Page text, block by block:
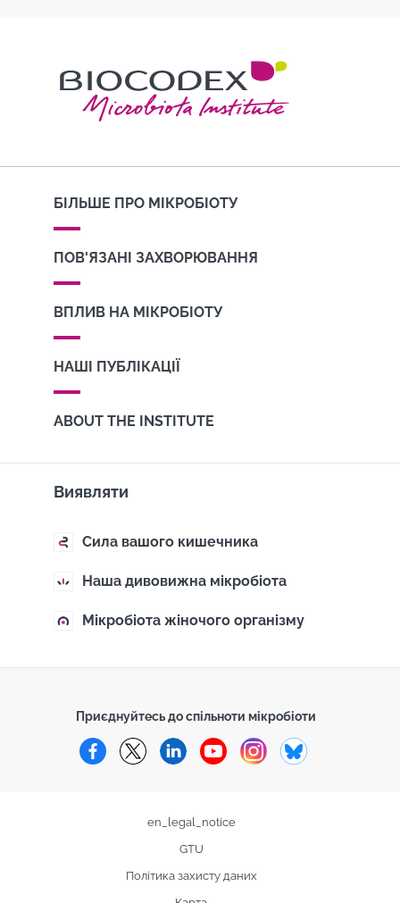
БІЛЬШЕ ПРО МІКРОБІОТУ
ПОВ'ЯЗАНІ ЗАХВОРЮВАННЯ
ВПЛИВ НА МІКРОБІОТУ
НАШІ ПУБЛІКАЦІЇ
ABOUT THE INSTITUTE
Виявляти
Сила вашого кишечника
Наша дивовижна мікробіота
Мікробіота жіночого організму
Приєднуйтесь до спільноти мікробіоти
Facebook
Twitter LinkedInYouTubeInstagram
en_legal_notice
GTU
Політика захисту даних